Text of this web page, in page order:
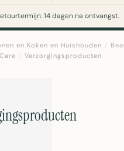
14 dagen na ontvangst.
en Koken en Huishouden /
Care / Verzorgingsproducten